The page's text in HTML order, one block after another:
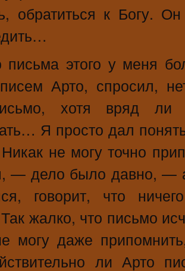
обратиться к Богу.
этого у меня
Арто, спросил,
хотя вряд ли
Я просто дал
не могу точно
— дело было давно, — а
говорит, что
жалко, что письмо
могу даже
ли Арто